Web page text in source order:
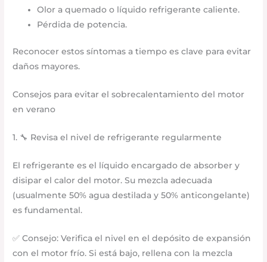
Olor a quemado o líquido refrigerante caliente.
Pérdida de potencia.
Reconocer estos síntomas a tiempo es clave para evitar
daños mayores.
Consejos para evitar el sobrecalentamiento del motor
en verano
1. 🔧 Revisa el nivel de refrigerante regularmente
El refrigerante es el líquido encargado de absorber y
disipar el calor del motor. Su mezcla adecuada
(usualmente 50% agua destilada y 50% anticongelante)
es fundamental.
✅ Consejo: Verifica el nivel en el depósito de expansión
con el motor frío. Si está bajo, rellena con la mezcla